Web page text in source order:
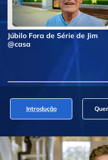
Júbilo Fora de Série de Jim
@casa
Introdução